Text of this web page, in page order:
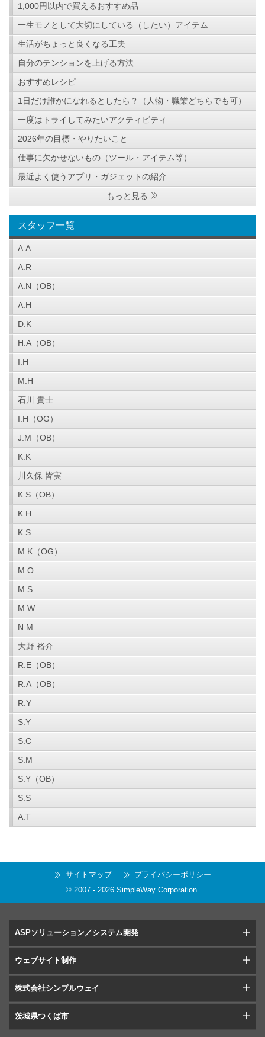
1,000円以内で買えるおすすめ品
一生モノとして大切にしている（したい）アイテム
生活がちょっと良くなる工夫
自分のテンションを上げる方法
おすすめレシピ
1日だけ誰かになれるとしたら？（人物・職業どちらでも可）
一度はトライしてみたいアクティビティ
2026年の目標・やりたいこと
仕事に欠かせないもの（ツール・アイテム等）
最近よく使うアプリ・ガジェットの紹介
もっと見る
スタッフ一覧
A.A
A.R
A.N（OB）
A.H
D.K
H.A（OB）
I.H
M.H
石川 貴士
I.H（OG）
J.M（OB）
K.K
川久保 皆実
K.S（OB）
K.H
K.S
M.K（OG）
M.O
M.S
M.W
N.M
大野 裕介
R.E（OB）
R.A（OB）
R.Y
S.Y
S.C
S.M
S.Y（OB）
S.S
A.T
サイトマップ
プライバシーポリシー
© 2007 - 2026 SimpleWay Corporation.
ASPソリューション／システム開発
ウェブサイト制作
株式会社シンプルウェイ
茨城県つくば市